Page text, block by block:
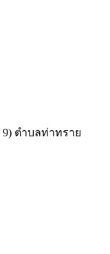
9) ตำบลท่าทราย